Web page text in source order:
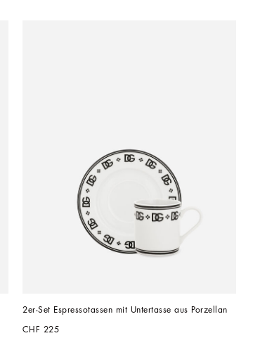
2er-Set Espressotassen mit Untertasse aus Porzellan
CHF 225